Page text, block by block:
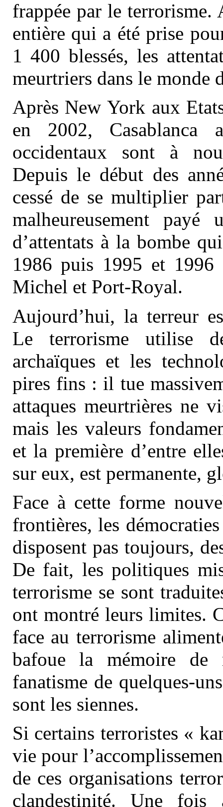
frappée par le terrorisme.
entière qui a été prise
1 400 blessés, les
meurtriers dans le monde
Après New York aux
en 2002,
occidentaux sont à
Depuis le début des
cessé de se multiplier
malheureusement
d’attentats à la bombe
1986 puis 1995 et
Michel et Port-Royal.
Aujourd’hui, la terreur
Le terrorisme utilise
archaïques et les
pires fins : il tue
attaques meurtrières ne
mais les valeurs
et la première d’entre
sur eux, est permanente,
Face à cette forme
frontières, les
disposent pas toujours,
De fait, les politiques
terrorisme se sont
ont montré leurs limites.
face au terrorisme
bafoue la mémoire
fanatisme de quelques-
sont les siennes.
Si certains terroristes «
vie pour
de ces organisations
clandestinité. Une